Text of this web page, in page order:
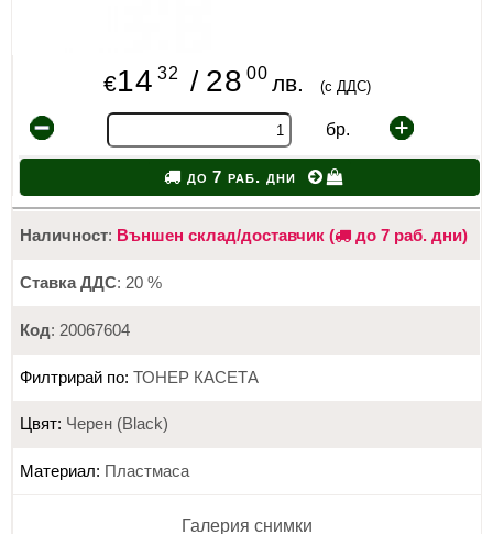
€14 32 / 28 00 лв. (с ДДС)
бр.
до 7 раб. дни
Наличност: Външен склад/доставчик ( до 7 раб. дни)
Ставка ДДС: 20 %
Код: 20067604
Филтрирай по: ТОНЕР КАСЕТА
Цвят: Черен (Black)
Материал: Пластмаса
Галерия снимки